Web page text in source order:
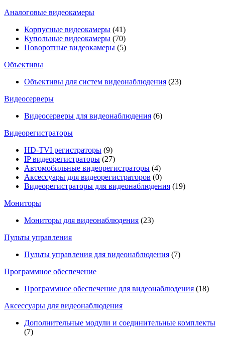
Аналоговые видеокамеры
Корпусные видеокамеры (41)
Купольные видеокамеры (70)
Поворотные видеокамеры (5)
Объективы
Объективы для систем видеонаблюдения (23)
Видеосерверы
Видеосерверы для видеонаблюдения (6)
Видеорегистраторы
HD-TVI регистраторы (9)
IP видеорегистраторы (27)
Автомобильные видеорегистраторы (4)
Аксессуары для видеорегистраторов (0)
Видеорегистраторы для видеонаблюдения (19)
Мониторы
Мониторы для видеонаблюдения (23)
Пульты управления
Пульты управления для видеонаблюдения (7)
Программное обеспечение
Программное обеспечение для видеонаблюдения (18)
Аксессуары для видеонаблюдения
Дополнительные модули и соединительные комплекты
(7)